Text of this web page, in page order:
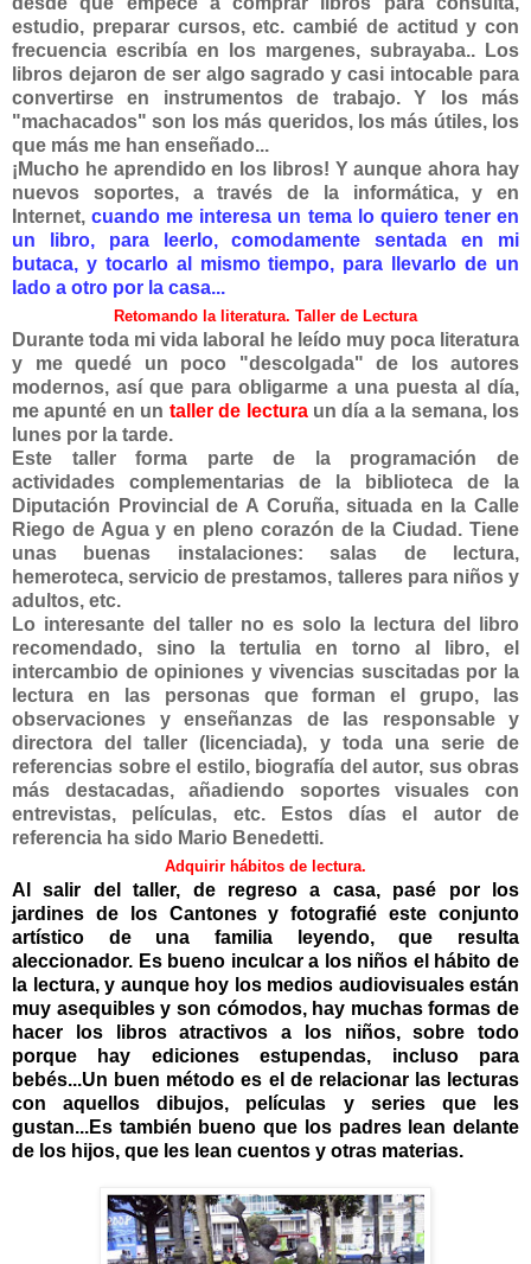
estudio, preparar cursos, etc. cambié de actitud y con
frecuencia escribía en los margenes, subrayaba.. Los
libros dejaron de ser algo sagrado y casi intocable para
convertirse en instrumentos de trabajo. Y los más
"machacados" son los más queridos, los más útiles, los
que más me han enseñado...
¡Mucho he aprendido en los libros! Y aunque ahora hay
nuevos soportes, a través de la informática, y en
Internet,cuando me interesa un tema lo quiero tener en
un libro, para leerlo, comodamente sentada en mi
butaca, y tocarlo al mismo tiempo, para llevarlo de un
lado a otro por la casa...
Retomando la literatura. Taller de Lectura
Durante toda mi vida laboral he leído muy poca literatura
y me quedé un poco "descolgada" de los autores
modernos, así que para obligarme a una puesta al día,
me apunté en un taller de lecturaun día a la semana, los
lunes por la tarde.
Este taller forma parte de la programación de
actividades complementarias de la biblioteca de la
Diputación Provincial de A Coruña, situada en la Calle
Riego de Agua y en pleno corazón de la Ciudad. Tiene
unas buenas instalaciones: salas de lectura,
hemeroteca, servicio de prestamos, talleres para niños y
adultos, etc.
Lo interesante del taller no es solo la lectura del libro
recomendado, sino la tertulia en torno al libro, el
intercambio de opiniones y vivencias suscitadas por la
lectura en las personas que forman el grupo,
las
observaciones y enseñanzas de las responsable y
directora del taller (licenciada), y toda una serie de
referencias sobre el estilo, biografía del autor, sus obras
más destacadas, añadiendo soportes visuales con
entrevistas, películas, etc. Estos días el autor de
referencia ha sido Mario Benedetti.
Adquirir hábitos de lectura.
Al salir del taller, de regreso a casa, pasé por los
jardines de los Cantones y fotografié este conjunto
artístico de una familia leyendo, que resulta
aleccionador. Es bueno inculcar a los niños el hábito de
la lectura, y aunque hoy los medios audiovisuales están
muy asequibles y son cómodos, hay muchas formas de
hacer los libros atractivos a los niños, sobre todo
porque hay ediciones estupendas, incluso para
bebés...Un buen método es el de relacionar las lecturas
con aquellos dibujos, películas y series que les
gustan...Es también bueno que los padres lean delante
de los hijos, que les lean cuentos y otras materias.